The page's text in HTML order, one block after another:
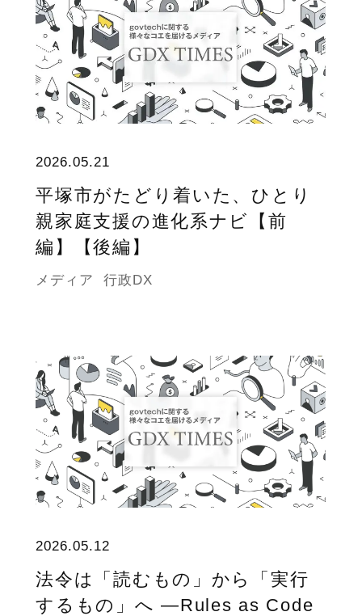
2026.05.21
平塚市がたどり着いた、ひとり
親家庭支援の進化系ナビ【前
編】【後編】
メディア 行政DX
2026.05.12
法令は「読むもの」から「実行
するもの」へ ―Rules as Code